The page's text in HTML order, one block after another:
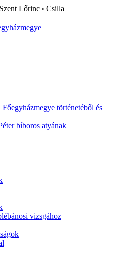
Szent Lőrinc • Csilla
történetéből és
bíboros atyának
vizsgához